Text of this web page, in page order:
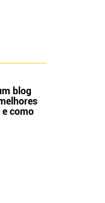
blog
como